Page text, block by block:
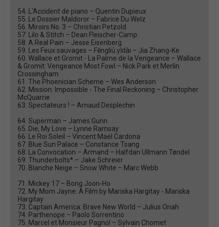
54. L'Accident de piano – Quentin Dupieux
55. Le Dossier Maldoror – Fabrice Du Welz
56. Miroirs No. 3 – Christian Petzold
57. Lilo & Stitch – Dean Fleischer-Camp
58. A Real Pain – Jesse Eisenberg
59. Les Feux sauvages – Fēngliú yīdài – Jia Zhang-Ke
60. Wallace et Gromit - La Palme de la Vengeance – Wallace
& Gromit: Vengeance Most Fowl – Nick Park et Merlin
Crossingham
61. The Phoenician Scheme – Wes Anderson
62. Mission: Impossible - The Final Reckoning – Christopher
McQuarrie
63. Spectateurs ! – Arnaud Desplechin
64. Superman – James Gunn
65. Die, My Love – Lynne Ramsay
66. Le Roi Soleil – Vincent Maël Cardona
67. Blue Sun Palace – Constance Tsang
68. La Convocation – Armand – Halfdan Ullmann Tøndel
69. Thunderbolts* – Jake Schreier
70. Blanche Neige – Snow White – Marc Webb
71. Mickey 17 – Bong Joon-Ho
72. My Mom Jayne: A Film by Mariska Hargitay - Mariska
Hargitay
73. Captain America: Brave New World – Julius Onah
74. Parthenope – Paolo Sorrentino
75. Marcel et Monsieur Pagnol – Sylvain Chomet